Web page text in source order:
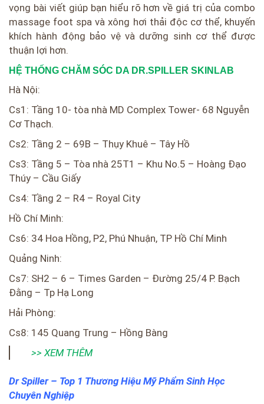
vọng bài viết giúp bạn hiểu rõ hơn về giá trị của combo
massage foot spa và xông hơi thải độc cơ thể, khuyến
khích hành động bảo vệ và dưỡng sinh cơ thể được
thuận lợi hơn.
HỆ THỐNG CHĂM SÓC DA DR.SPILLER SKINLAB
Hà Nội:
Cs1: Tầng 10- tòa nhà MD Complex Tower- 68 Nguyễn
Cơ Thạch.
Cs2: Tầng 2 – 69B – Thụy Khuê – Tây Hồ
Cs3: Tầng 5 – Tòa nhà 25T1 – Khu No.5 – Hoàng Đạo
Thúy – Cầu Giấy
Cs4: Tầng 2 – R4 – Royal City
Hồ Chí Minh:
Cs6: 34 Hoa Hồng, P2, Phú Nhuận, TP Hồ Chí Minh
Quảng Ninh:
Cs7: SH2 – 6 – Times Garden – Đường 25/4 P. Bạch
Đằng – Tp Hạ Long
Hải Phòng:
Cs8: 145 Quang Trung – Hồng Bàng
>> XEM THÊM
Dr Spiller – Top 1 Thương Hiệu Mỹ Phẩm Sinh Học
Chuyên Nghiệp